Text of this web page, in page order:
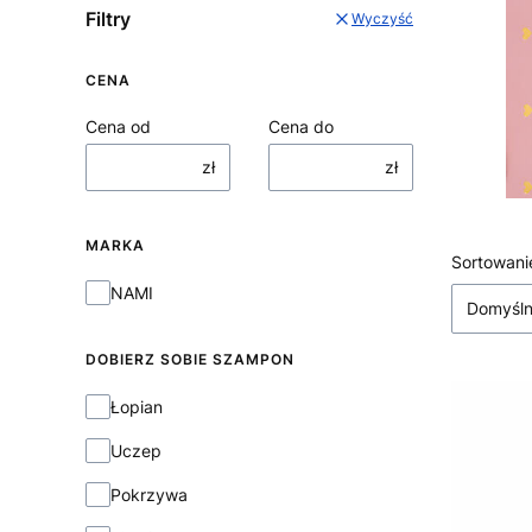
Filtry Wyczyść
CENA
Cena od
zł
Cena do
zł
MARKA
Marka
NAMI
DOBIERZ SOBIE SZAMPON
Dobierz sobie szampon
Łopian
Uczep
Pokrzywa
Lista